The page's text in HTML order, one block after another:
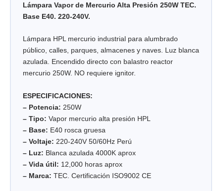
Lámpara Vapor de Mercurio Alta Presión 250W TEC.
Base E40. 220-240V.
Lámpara HPL mercurio industrial para alumbrado
público, calles, parques, almacenes y naves. Luz blanca
azulada. Encendido directo con balastro reactor
mercurio 250W. NO requiere ignitor.
ESPECIFICACIONES:
– Potencia: 250W
– Tipo: Vapor mercurio alta presión HPL
– Base: E40 rosca gruesa
– Voltaje: 220-240V 50/60Hz Perú
– Luz: Blanca azulada 4000K aprox
– Vida útil: 12,000 horas aprox
– Marca: TEC. Certificación ISO9002 CE